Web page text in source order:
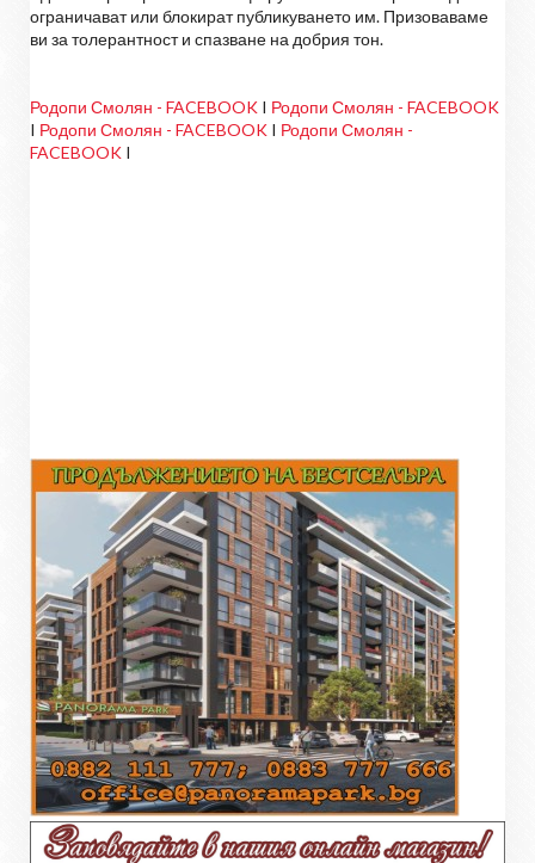
ограничават или блокират публикуването им. Призоваваме
ви за толерантност и спазване на добрия тон.
Родопи Смолян - FACEBOOK I Родопи Смолян - FACEBOOK
I Родопи Смолян - FACEBOOK I Родопи Смолян -
FACEBOOK I